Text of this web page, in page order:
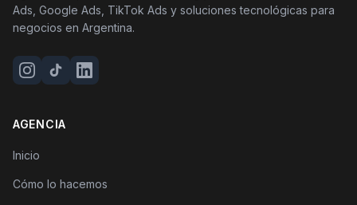
Ads, Google Ads, TikTok Ads y soluciones tecnológicas para
negocios en Argentina.
AGENCIA
Inicio
Cómo lo hacemos